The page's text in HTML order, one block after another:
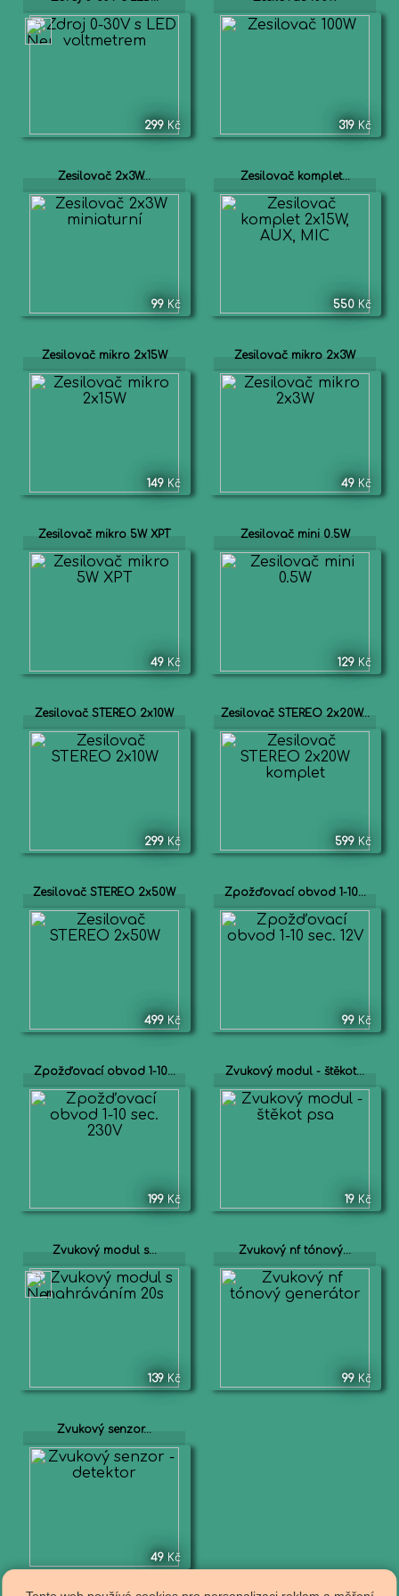
299 Kč 319 Kč
Zesilovač 2x3W...
99 Kč
Zesilovač komplet...
550 Kč
Zesilovač mikro 2x15W
149 Kč
Zesilovač mikro 2x3W
49 Kč
Zesilovač mikro 5W XPT
49 Kč
Zesilovač mini 0.5W
129 Kč
Zesilovač STEREO 2x10W
299 Kč
Zesilovač STEREO 2x20W...
599 Kč
Zesilovač STEREO 2x50W
499 Kč
Zpožďovací obvod 1-10...
99 Kč
Zpožďovací obvod 1-10...
199 Kč
Zvukový modul - štěkot...
19 Kč
Zvukový modul s...
139 Kč
Zvukový nf tónový...
99 Kč
Zvukový senzor...
49 Kč